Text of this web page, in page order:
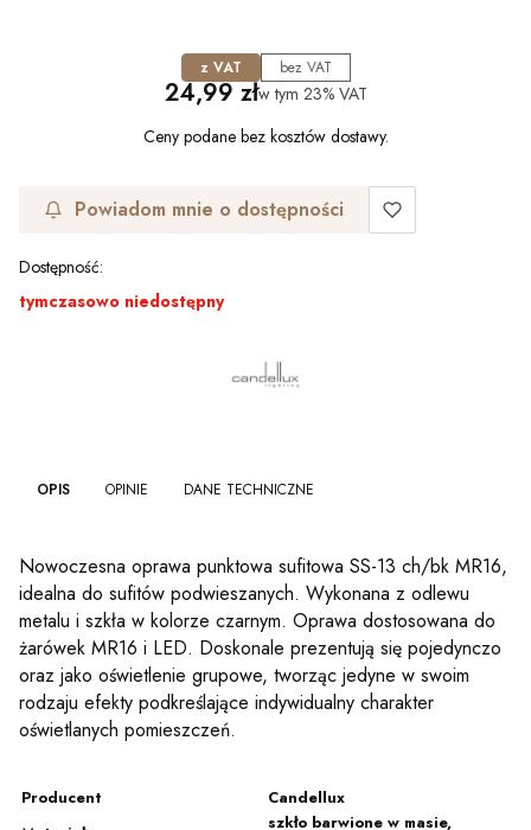
z VAT bez VAT
Cena
24,99 złw tym 23% VAT
Ceny podane bez kosztów dostawy.
Powiadom mnie o dostępności
Dostępność:
tymczasowo niedostępny
OPIS OPINIE DANE TECHNICZNE
Nowoczesna oprawa punktowa sufitowa SS-13 ch/bk MR16,
idealna do sufitów podwieszanych. Wykonana z odlewu
metalu i szkła w kolorze czarnym. Oprawa dostosowana do
żarówek MR16 i LED. Doskonale prezentują się pojedynczo
oraz jako oświetlenie grupowe, tworząc jedyne w swoim
rodzaju efekty podkreślające indywidualny charakter
oświetlanych pomieszczeń.
Producent
Candellux
szkło barwione w masie,